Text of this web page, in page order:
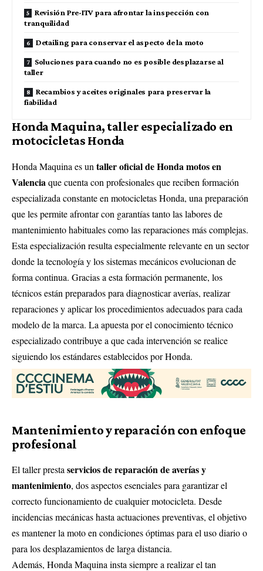
Revisión Pre-ITV para afrontar la inspección con
tranquilidad
Detailing para conservar el aspecto de la moto
Soluciones para cuando no es posible desplazarse al
taller
Recambios y aceites originales para preservar la
fiabilidad
Honda Maquina, taller especializado en
motocicletas Honda
Honda Maquina es un taller oficial de Honda motos en
Valencia que cuenta con profesionales que reciben formación
especializada constante en motocicletas Honda, una preparación
que les permite afrontar con garantías tanto las labores de
mantenimiento habituales como las reparaciones más complejas.
Esta especialización resulta especialmente relevante en un sector
donde la tecnología y los sistemas mecánicos evolucionan de
forma continua. Gracias a esta formación permanente, los
técnicos están preparados para diagnosticar averías, realizar
reparaciones y aplicar los procedimientos adecuados para cada
modelo de la marca. La apuesta por el conocimiento técnico
especializado contribuye a que cada intervención se realice
siguiendo los estándares establecidos por Honda.
Mantenimiento y reparación con enfoque
profesional
El taller presta servicios de reparación de averías y
mantenimiento, dos aspectos esenciales para garantizar el
correcto funcionamiento de cualquier motocicleta. Desde
incidencias mecánicas hasta actuaciones preventivas, el objetivo
es mantener la moto en condiciones óptimas para el uso diario o
para los desplazamientos de larga distancia.
Además, Honda Maquina insta siempre a realizar el tan